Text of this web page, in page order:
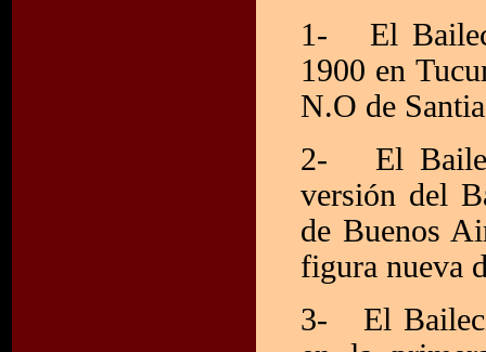
1- El
1900 en
N.O de
2- El
versión del
de Buenos
figura nueva
3- El